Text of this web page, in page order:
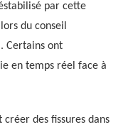
par cette
du conseil
Certains ont
en temps réel face à
des fissures dans